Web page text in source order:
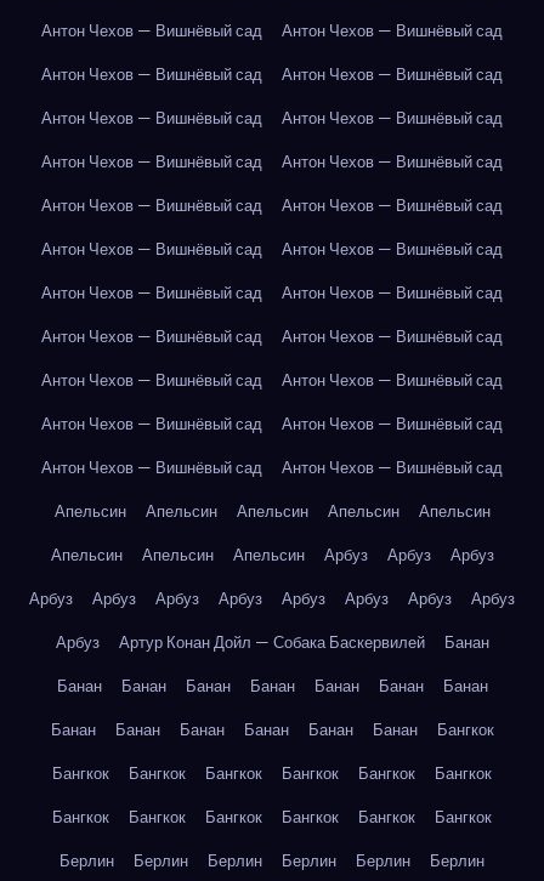
Антон Чехов — Вишнёвый сад
Антон Чехов — Вишнёвый сад
Антон Чехов — Вишнёвый сад
Антон Чехов — Вишнёвый сад
Антон Чехов — Вишнёвый сад
Антон Чехов — Вишнёвый сад
Антон Чехов — Вишнёвый сад
Антон Чехов — Вишнёвый сад
Антон Чехов — Вишнёвый сад
Антон Чехов — Вишнёвый сад
Антон Чехов — Вишнёвый сад
Антон Чехов — Вишнёвый сад
Антон Чехов — Вишнёвый сад
Антон Чехов — Вишнёвый сад
Антон Чехов — Вишнёвый сад
Антон Чехов — Вишнёвый сад
Антон Чехов — Вишнёвый сад
Антон Чехов — Вишнёвый сад
Антон Чехов — Вишнёвый сад
Антон Чехов — Вишнёвый сад
Антон Чехов — Вишнёвый сад
Антон Чехов — Вишнёвый сад
Апельсин
Апельсин Апельсин Апельсин
Апельсин
Апельсин
Апельсин Апельсин Арбуз Арбуз
Арбуз
Арбуз
Арбуз Арбуз Арбуз Арбуз Арбуз Арбуз
Арбуз
Арбуз
Артур Конан Дойл — Собака Баскервилей
Банан
Банан
Банан Банан Банан Банан Банан
Банан
Банан
Банан Банан Банан Банан Банан
Бангкок
Бангкок
Бангкок Бангкок Бангкок Бангкок
Бангкок
Бангкок
Бангкок Бангкок Бангкок Бангкок
Бангкок
Берлин
Берлин Берлин Берлин Берлин Берлин